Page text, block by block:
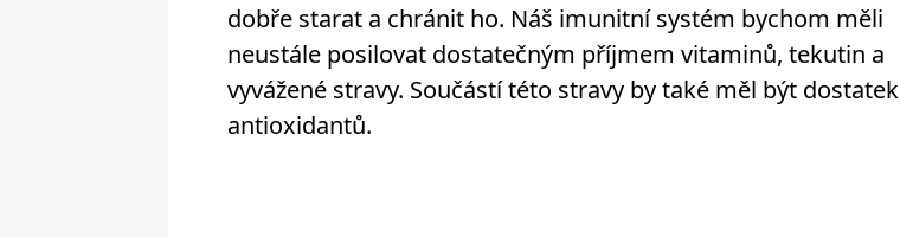
dobře starat a chránit ho. Náš imunitní systém bychom měli
neustále posilovat dostatečným příjmem vitaminů, tekutin a
vyvážené stravy. Součástí této stravy by také měl být dostatek
antioxidantů.